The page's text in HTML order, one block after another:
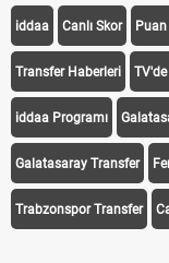
iddaa Canlı Skor
Transfer Haberleri
iddaa Programı
Galatasaray Transfer
Trabzonspor Transfer